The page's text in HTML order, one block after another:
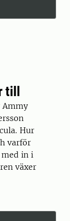
till
Ammy
Hur
varför
med in i
växer